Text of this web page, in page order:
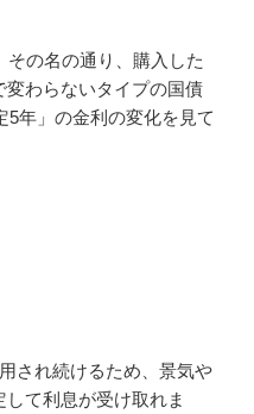
その名の通り、購入した
わらないタイプの国債
5年」の金利の変化を見て
され続けるため、景気や
て利息が受け取れま